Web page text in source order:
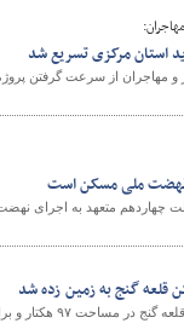
استان مرکزی تسریع شد
مهاجران از سرعت گرفتن
نهضت ملی مسکن است
چهاردهم متعهد به اجرای
قلعه گنج به زمین زده شد
۲ هزار متقاضی به زمین زده شد.